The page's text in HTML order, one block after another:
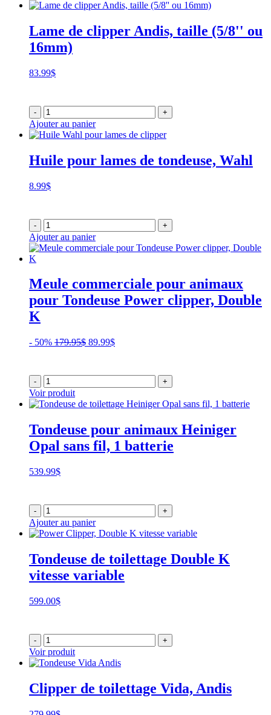
Lame de clipper Andis, taille (5/8'' ou
16mm)
83.99$
- +
Ajouter au panier
Huile pour lames de tondeuse, Wahl
8.99$
- +
Ajouter au panier
Meule commerciale pour animaux
pour Tondeuse Power clipper, Double
K
- 50% 179.95$ Le
était :
179.95$.
89.99$Le
est :
89.99$.
- +
Voir produit
Tondeuse pour animaux Heiniger
Opal sans fil, 1 batterie
539.99$
- +
Ajouter au panier
Tondeuse de toilettage Double K
vitesse variable
599.00$
- +
Voir produit
Clipper de toilettage Vida, Andis